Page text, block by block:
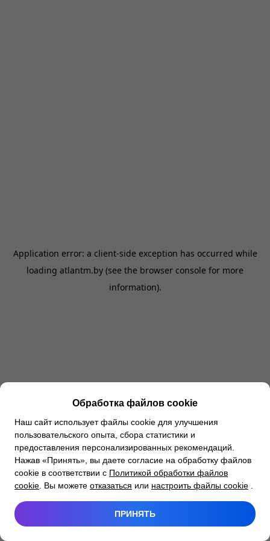
Application error: a client-side exception has occurred while
loading atlantm.by (see the browser console for more
information).
Обработка файлов cookie
Наш сайт использует файлы cookie для улучшения
пользовательского опыта, сбора статистики и
предоставления персонализированных рекомендаций.
Нажав «Принять», вы даете согласие на обработку файлов
cookie в соответствии с Политикой обработки файлов
cookie . Вы можете отказаться или настроить файлы cookie
ПРИНЯТЬ